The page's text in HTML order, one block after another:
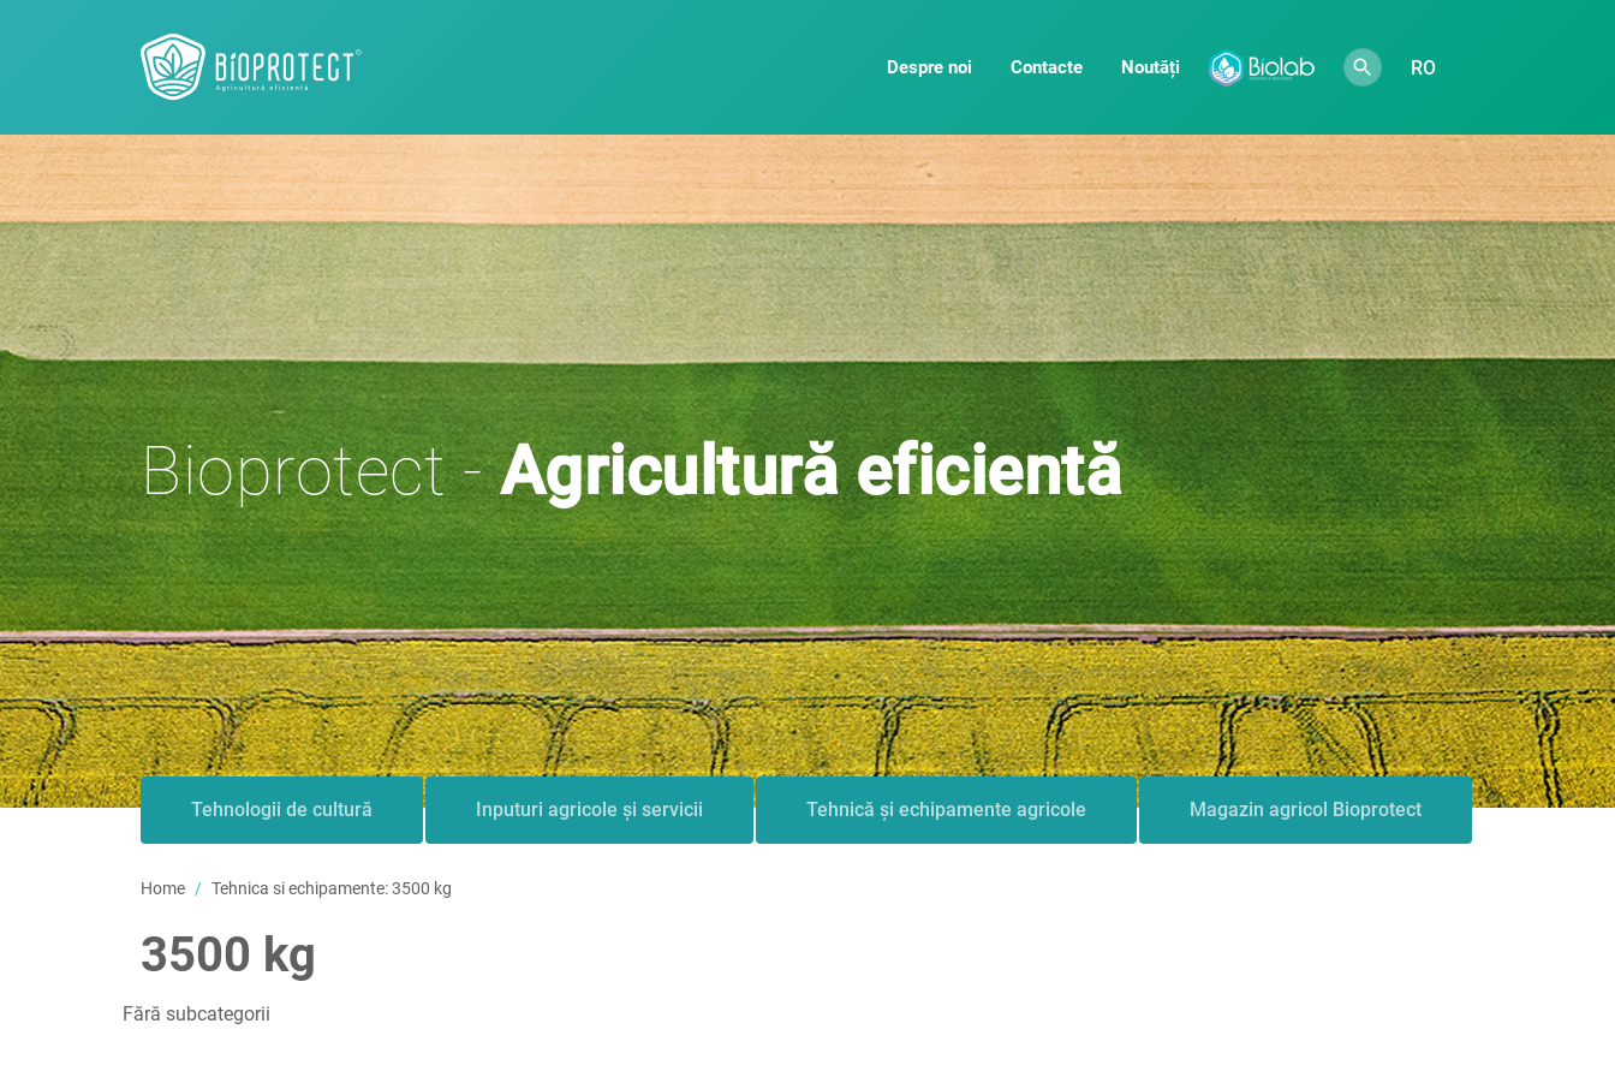
Despre noi Contacte Noutăți RO
Bioprotect -Agricultură eficientă
Tehnologii de cultură Inputuri agricole și servicii Tehnică și echipamente agricole Magazin agricol Bioprotect
Home Tehnica si echipamente:3500 kg
3500 kg
Fără subcategorii